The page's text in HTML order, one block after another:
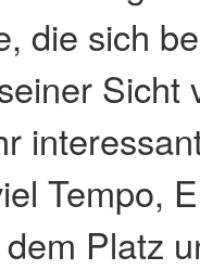
die sich
Sicht
Tempo,
Platz